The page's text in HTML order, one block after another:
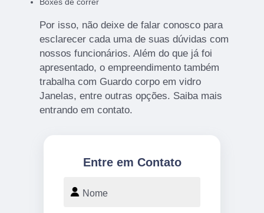
Por isso, não deixe de falar conosco para
esclarecer cada uma de suas dúvidas com
nossos funcionários. Além do que já foi
apresentado, o empreendimento também
trabalha com Guardo corpo em vidro
Janelas, entre outras opções. Saiba mais
entrando em contato.
Entre em Contato